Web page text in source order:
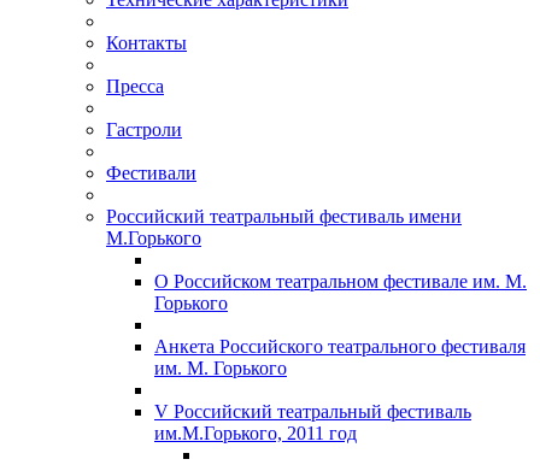
Контакты
Пресса
Гастроли
Фестивали
Российский театральный фестиваль имени
М.Горького
О Российском театральном фестивале им. М.
Горького
Анкета Российского театрального фестиваля
им. М. Горького
V Российский театральный фестиваль
им.М.Горького, 2011 год